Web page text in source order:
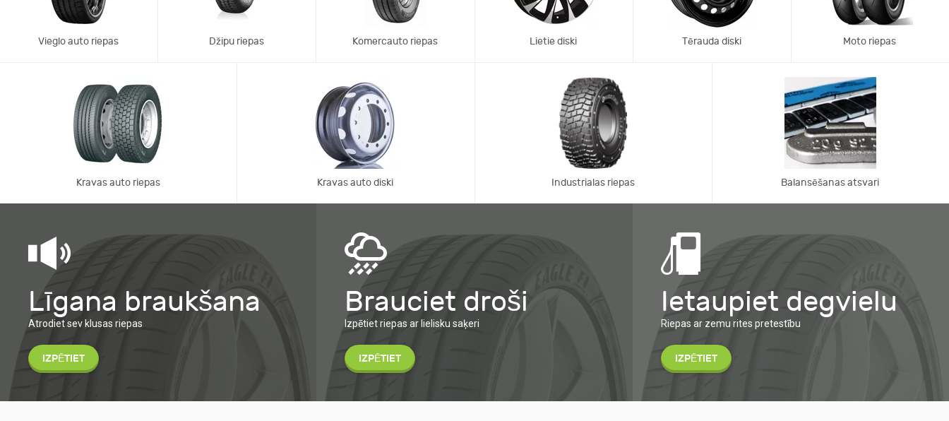
Vieglo auto riepas Džipu riepas Komercauto riepas Lietie diski Tērauda diski Moto riepas
Kravas auto riepas Kravas auto diski Industrialas riepas Balansēšanas atsvari
Līgana braukšana
Atrodiet sev klusas riepas
IZPĒTIET
Brauciet droši
Izpētiet riepas ar lielisku saķeri
IZPĒTIET
Ietaupiet degvielu
Riepas ar zemu rites pretestību
IZPĒTIET